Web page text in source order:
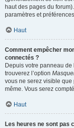
haut des pages du
paramètres et
Haut
Comment empêcher
connectés ?
Depuis votre panneau de
trouverez l’option
vous ne serez visible
même. Vous serez
Haut
Les heures ne sont pas